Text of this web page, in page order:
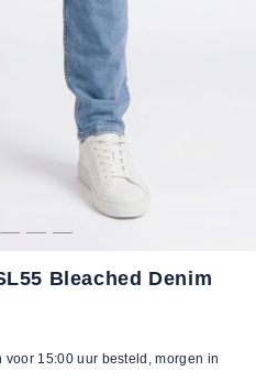
Bleached Denim
15:00 uur besteld, morgen in